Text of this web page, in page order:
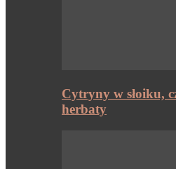
Cytryny w słoiku,
herbaty